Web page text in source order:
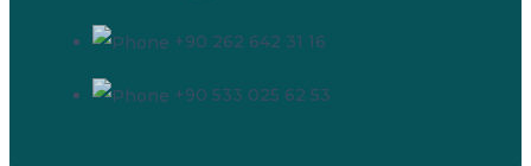
+90 262 642 31 16
+90 533 025 62 53